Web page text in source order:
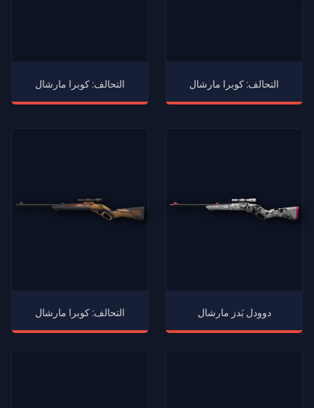
التحالف: كوبرا مارشال التحالف: كوبرا مارشال
التحالف: كوبرا مارشال دوودل بَدز مارشال